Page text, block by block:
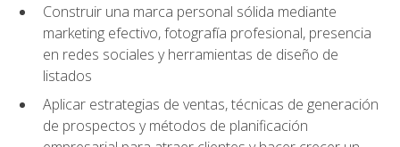
Construir una marca personal sólida mediante
marketing efectivo, fotografía profesional, presencia
en redes sociales y herramientas de diseño de
listados
Aplicar estrategias de ventas, técnicas de generación
de prospectos y métodos de planificación